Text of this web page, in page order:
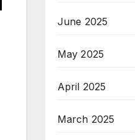
June 2025
May 2025
April 2025
March 2025